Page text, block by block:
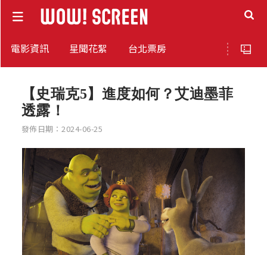
電影資訊 星聞花絮 台北票房
【史瑞克5】進度如何？艾迪墨菲
透露！
發佈日期：2024-06-25